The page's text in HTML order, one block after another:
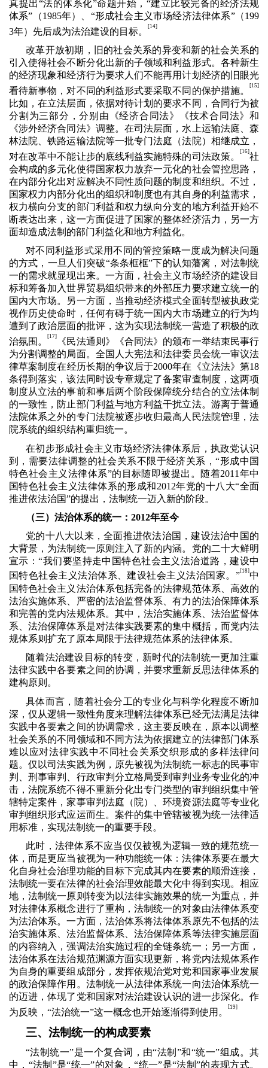
真提出“法的体系化”命题开始，“建立比较完备的经济法规
体系”（1985年）、“形成社会主义市场经济法律体系”（199
3年）先后成为法治建设的目标。
[14]
改革开放初期，旧的社会关系的异变和新的社会关系的
引入使得社会不断分化出新的子领域和利益形式。各种新生
的经济现象和经济行为要求人们不能再用计划经济的旧眼光
看待新事物，对不同的利益形式要采取不同的保护措施。
[15]
比如，在立法层面，依据对待计划的要求不同，合同行为被
分割为三部分，分别由《经济合同法》《技术合同法》和
《涉外经济合同法》调整。在司法层面，水上运输法庭、森
林法院、铁路运输法院等一批专门法庭（法院）相继成立，
对在改革中不能让步的底线利益实施特殊的司法政策。
[16] 社
会构成的多元化使得国家权力放弃一元化的社会管控思路，
在内部分化出对应解决不同性质问题的制度和组织。不过，
国家权力内部分化出的组织和制度也有其自身的利益需求，
权力横向分支的部门利益和权力纵向分支的地方利益开始不
断表达出来，这一方面促进了国家的整体经济活力，另一方
面却造成法制的部门利益化和地方利益化。
对不同利益形式采用不同的管控策略一度成为解决问题
的方式，一旦人们突破“条条框框”下的认知藩篱，对法制统
一的需求就显现出来。一方面，社会主义市场经济的建设目
标和筹备加入世界贸易组织带来的外部压力要求建立统一的
国内大市场。另一方面，当推动经济模式全面转型被执政党
视作历史使命时，任何有碍于统一国内大市场建立的行为均
遭到了政治层面的批评，这为实现法制统一营造了积极的政
治氛围。
[17]
《民法通则》《合同法》的颁布一举结束民事行
为分割调整的局面。全国人大宪法和法律委员会统一审议法
律草案制度在经历长期的争议后于2000年在《立法法》第18
条得到落实，该法同时设专章规定了备案审查制度，这两项
制度从立法的事前和事后两个阶段保障统分结合的立法体制
的一致性，防止部门利益与地方利益干扰立法。游离于普通
法院体系之外的专门法院被逐步收归最高人民法院管理，法
院系统的组织结构重归统一。
在初步形成社会主义市场经济法律体系后，执政党认识
到，需要法律调整的社会关系不限于经济关系，“形成中国
特色社会主义法律体系”的目标随即被提出。随着2011 年中
国特色社会主义法律体系的形成和2012年党的十八大“全面
推进依法治国”的提出，法制统一迈入新的阶段。
（三）法治体系的统一： 2012年至今
党的十八大以来，全面推进依法治国，建设法治中国的
大背景，为法制统一原则注入了新的内涵。党的二十大鲜明
宣示：“我们要坚持走中国特色社会主义法治道路，建设中
国特色社会主义法治体系、建设社会主义法治国家。”[18]中
国特色社会主义法治体系包括完备的法律规范体系、高效的
法治实施体系、严密的法治监督体系、有力的法治保障体系
和完善的党内法规体系。其中，法治实施体系、法治监督体
系、法治保障体系是对法律实践要素的集中概括，而党内法
规体系则扩充了原本局限于法律规范体系的法律体系。
随着法治建设目标的转变，新时代的法制统一更加注重
法律实践中各要素之间的协调，并要求重新反思法律体系的
建构原则。
具体而言，随着社会分工的专业化与科学化程度不断加
深，仅从逻辑一致性角度来理解法律体系已经无法满足法律
实践中各要素之间的协调需求，这主要反映在，原本以调整
社会关系的不同领域和不同方法为依据建立的法律部门体系
难以应对法律实践中不同社会关系交织形成的多样法律问
题。仅以司法实践为例，原先被视为法制统一标志的民事审
判、刑事审判、行政审判分立格局受到审判业务专业化的冲
击，法院系统不得不重新分化出专门类型的审判组织集中管
辖特定案件，家事审判法庭（院）、环境资源法庭等专业化
审判组织形式应运而生。案件的集中管辖被视为统一法律适
用标准，实现法制统一的重要手段。
此时，法律体系不应当仅仅被视为逻辑一致的规范统一
体，而是更应当被视为一种功能统一体：法律体系要在最大
化自身社会治理功能的目标下完成其内在要素的顺滑连接，
法制统一要在法律的社会治理效能最大化中得到实现。相应
地，法制统一原则转变为以法律实施效果的统一为重点，并
对法律体系概念进行了重构，法制统一的对象由法律体系变
为法治体系。一方面，法治体系将法律体系原先不包括的法
治实施体系、法治监督体系、法治保障体系等法律实施层面
的内容纳入，强调法治实施过程的全链条统一；另一方面，
法治体系在法治规范渊源方面实现更新，将党内法规体系作
为自身的重要组成部分，发挥依规治党对党和国家事业发展
的政治保障作用。法制统一从法律体系统一向法治体系统一
的迈进，体现了党和国家对法治建设认识的进一步深化。作
为反映，“法治统一”这一概念也开始逐渐得到使用。
[19]
三、法制统一的构成要素
“法制统一”是一个复合词，由“法制”和“统一”组成。其
中，“法制”是“统一”的对象，“统一”是“法制”的表现方式。